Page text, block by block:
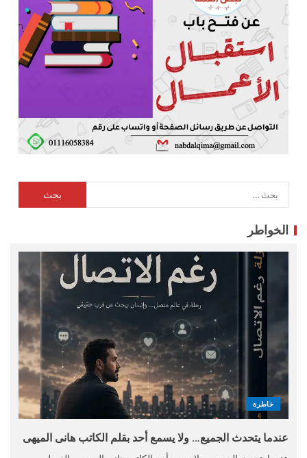
الخواطر
خاطرة
عندما يتحدث الجميع… ولا يسمع أحد بقلم الكاتب هانى الميهى